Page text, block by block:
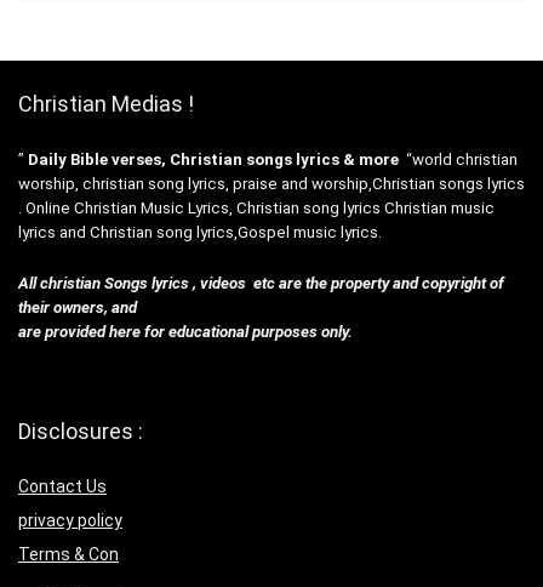
Christian Medias !
” Daily Bible verses, Christian songs lyrics & more “world christian
worship, christian song lyrics, praise and worship,Christian songs lyrics
. Online Christian Music Lyrics, Christian song lyrics Christian music
lyrics and Christian song lyrics,Gospel music lyrics.
All christian Songs lyrics , videos etc are the property and copyright of
their owners, and
are provided here for educational purposes only.
Disclosures :
Contact Us
privacy policy
Terms & Con